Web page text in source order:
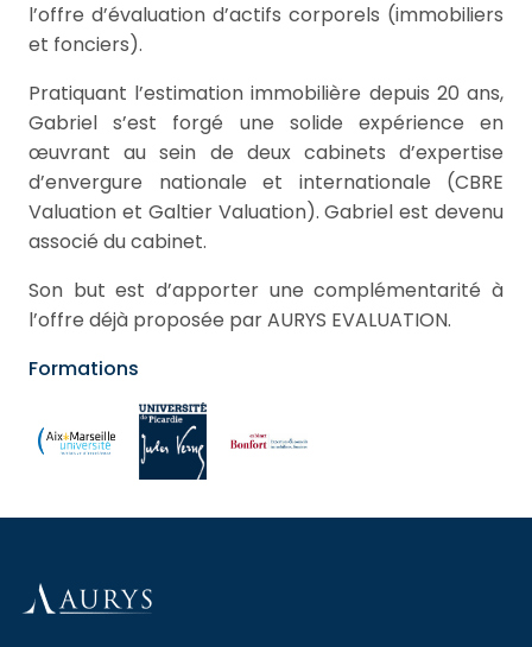
l’offre d’évaluation d’actifs corporels (immobiliers
et fonciers).
Pratiquant l’estimation immobilière depuis 20 ans,
Gabriel s’est forgé une solide expérience en
œuvrant au sein de deux cabinets d’expertise
d’envergure nationale et internationale (CBRE
Valuation et Galtier Valuation). Gabriel est devenu
associé du cabinet.
Son but est d’apporter une complémentarité à
l’offre déjà proposée par AURYS EVALUATION.
Formations